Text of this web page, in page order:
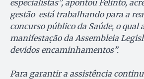
especialistas”, apontou Felinto,
gestão está trabalhando para a
concurso público da Saúde, o qual
manifestação da Assembleia
devidos encaminhamentos”.
Para garantir a assistência